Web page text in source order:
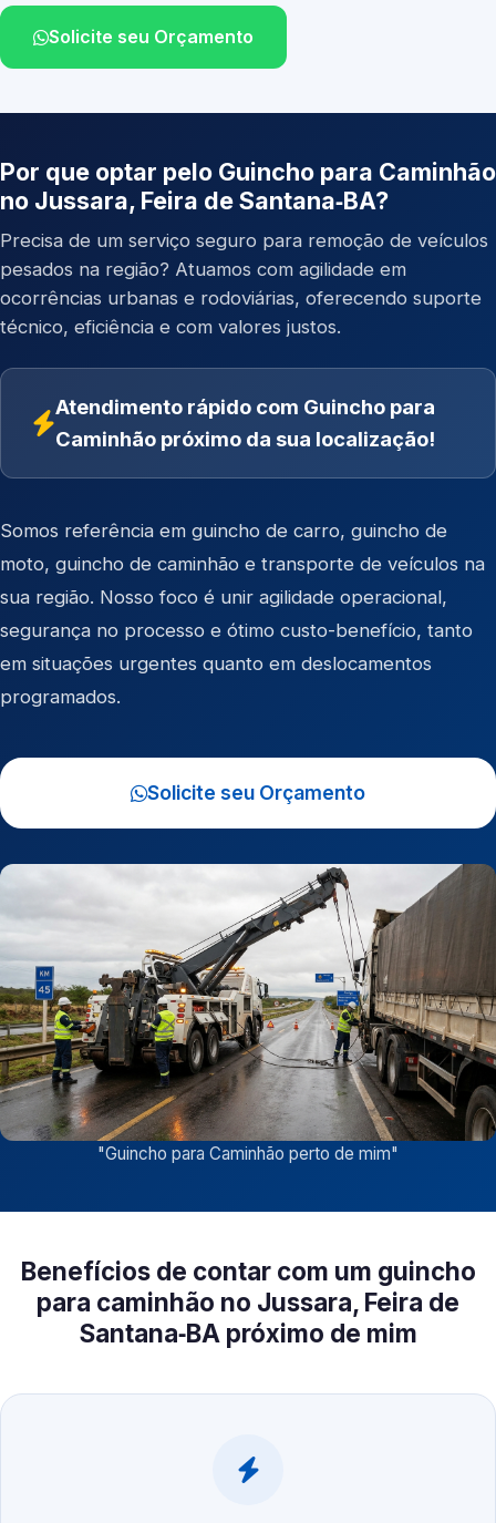
Solicite seu Orçamento
Por que optar pelo Guincho para Caminhão
no Jussara, Feira de Santana‑BA?
Precisa de um serviço seguro para remoção de veículos
pesados na região? Atuamos com agilidade em
ocorrências urbanas e rodoviárias, oferecendo suporte
técnico, eficiência e com valores justos.
Atendimento rápido com Guincho para
Caminhão próximo da sua localização!
Somos referência em guincho de carro, guincho de
moto, guincho de caminhão e transporte de veículos na
sua região. Nosso foco é unir agilidade operacional,
segurança no processo e ótimo custo-benefício, tanto
em situações urgentes quanto em deslocamentos
programados.
Solicite seu Orçamento
"Guincho para Caminhão perto de mim"
Benefícios de contar com um guincho
para caminhão no Jussara, Feira de
Santana‑BA próximo de mim